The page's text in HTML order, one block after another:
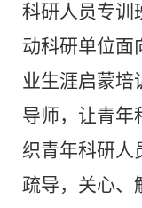
科研人员专训
动科研单位面
业生涯启蒙培
导师，让青年
织青年科研人
疏导，关心、